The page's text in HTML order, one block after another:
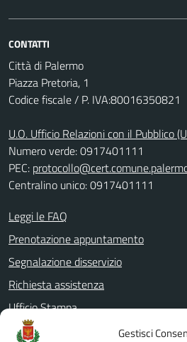
Gestisci
CONTATTI
Città di Palermo
Piazza Pretoria, 1
Codice fiscale / P. IVA:80016350821
U.O. Ufficio Relazioni con il Pubblico
Numero verde: 0917401111
PEC:
Centralino unico: 0917401111
Leggi le FAQ
Prenotazione appuntamento
Segnalazione disservizio
Richiesta assistenza
Ufficio Stampa
Amministrazione Trasparente